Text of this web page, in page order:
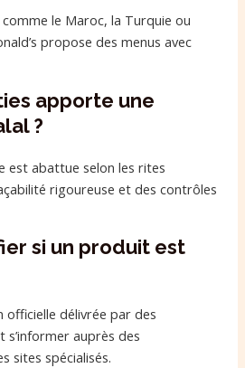
le Maroc, la Turquie ou
propose des menus avec
apporte une
?
est abattue selon les rites
rigoureuse et des contrôles
si un produit est
officielle délivrée par des
s’informer auprès des
sites spécialisés.